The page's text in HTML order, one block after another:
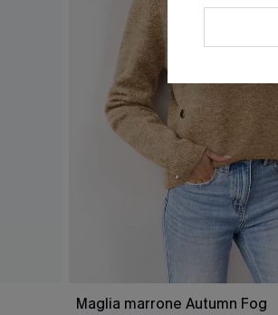
Maglia marrone Autumn Fog